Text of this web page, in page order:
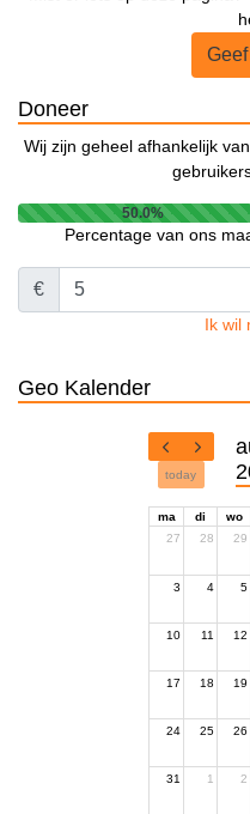
Doneer
Wij zijn geheel afhankelijk
50.0%
Percentage van ons
€
Ik wil
Geo Kalender
today
ma di wo
27
28 29
3 4 5
10 11 12
17 18 19
24 25 26
31 1 2